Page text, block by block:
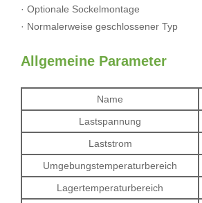
· Optionale Sockelmontage
· Normalerweise geschlossener Typ
Allgemeine Parameter
Name
Lastspannung
Laststrom
Umgebungstemperaturbereich
Lagertemperaturbereich